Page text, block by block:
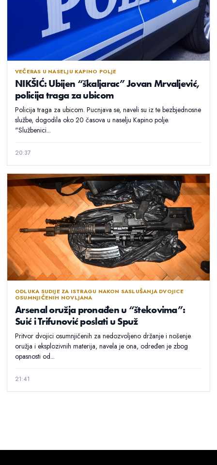
VEČERAS U NASELJU KAPINO POLJE
NIKŠIĆ: Ubijen “škaljarac” Jovan Mrvaljević,
policija traga za ubicom
Policija traga za ubicom. Pucnjava se, naveli su iz te bezbjednosne
službe, dogodila oko 20 časova u naselju Kapino polje.
"Službenici...
20:37
ODLUKA SUDIJE ZA ISTRAGU NAKON SASLUŠANJA DVOJICE
OSUMNJIČENIH NOVLJANA
Arsenal oružja pronađen u “štekovima”:
Suić i Trifunović poslati u Spuž
Pritvor dvojici osumnjičenih za nedozvoljeno držanje i nošenje
oružja i eksplozivnih materija, navela je ona, određen je zbog
opasnosti od...
21:41